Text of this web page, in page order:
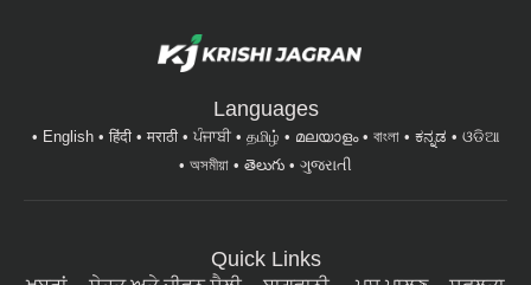
Languages
English हिंदी मराठी ਪੰਜਾਬੀ தமிழ் മലയാളം বাংলা ಕನ್ನಡ
ଓଡିଆ
অসমীয়া
తెలుగు ગુજરાતી
Quick Links